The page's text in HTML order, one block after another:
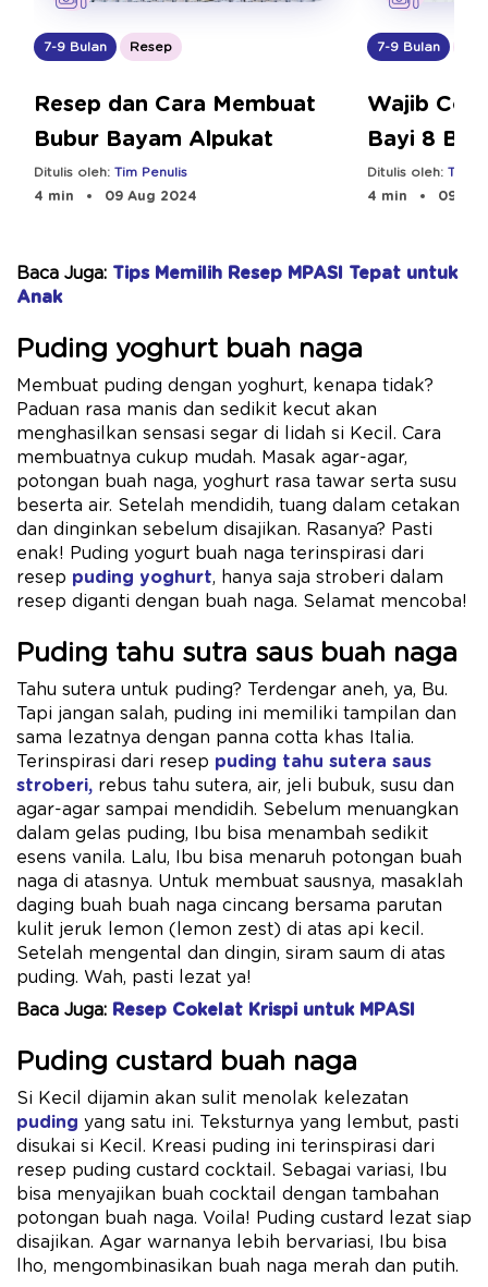
7-9 Bulan Resep
Resep dan Cara Membuat
Bubur Bayam Alpukat
Ditulis oleh: Tim Penulis
4 min
09 Aug 2024
7-9 Bulan
Wajib
Bayi 8
Ditulis oleh: Tim
4 min
09
Baca Juga: Tips Memilih Resep MPASI Tepat untuk
Anak
Puding yoghurt buah naga
Membuat puding dengan yoghurt, kenapa tidak?
Paduan rasa manis dan sedikit kecut akan
menghasilkan sensasi segar di lidah si Kecil. Cara
membuatnya cukup mudah. Masak agar-agar,
potongan buah naga, yoghurt rasa tawar serta susu
beserta air. Setelah mendidih, tuang dalam cetakan
dan dinginkan sebelum disajikan. Rasanya? Pasti
enak! Puding yogurt buah naga terinspirasi dari
resep puding yoghurt, hanya saja stroberi dalam
resep diganti dengan buah naga. Selamat mencoba!
Puding tahu sutra saus buah naga
Tahu sutera untuk puding? Terdengar aneh, ya, Bu.
Tapi jangan salah, puding ini memiliki tampilan dan
sama lezatnya dengan panna cotta khas Italia.
Terinspirasi dari resep puding tahu sutera saus
stroberi, rebus tahu sutera, air, jeli bubuk, susu dan
agar-agar sampai mendidih. Sebelum menuangkan
dalam gelas puding, Ibu bisa menambah sedikit
esens vanila. Lalu, Ibu bisa menaruh potongan buah
naga di atasnya. Untuk membuat sausnya, masaklah
daging buah buah naga cincang bersama parutan
kulit jeruk lemon (lemon zest) di atas api kecil.
Setelah mengental dan dingin, siram saum di atas
puding. Wah, pasti lezat ya!
Baca Juga: Resep Cokelat Krispi untuk MPASI
Puding custard buah naga
Si Kecil dijamin akan sulit menolak kelezatan
puding yang satu ini. Teksturnya yang lembut, pasti
disukai si Kecil. Kreasi puding ini terinspirasi dari
resep puding custard cocktail. Sebagai variasi, Ibu
bisa menyajikan buah cocktail dengan tambahan
potongan buah naga. Voila! Puding custard lezat siap
disajikan. Agar warnanya lebih bervariasi, Ibu bisa
lho, mengombinasikan buah naga merah dan putih.